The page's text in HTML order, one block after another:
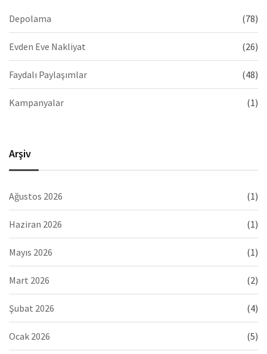
Depolama (78)
Evden Eve Nakliyat (26)
Faydalı Paylaşımlar (48)
Kampanyalar (1)
Arşiv
Ağustos 2026 (1)
Haziran 2026 (1)
Mayıs 2026 (1)
Mart 2026 (2)
Şubat 2026 (4)
Ocak 2026 (5)